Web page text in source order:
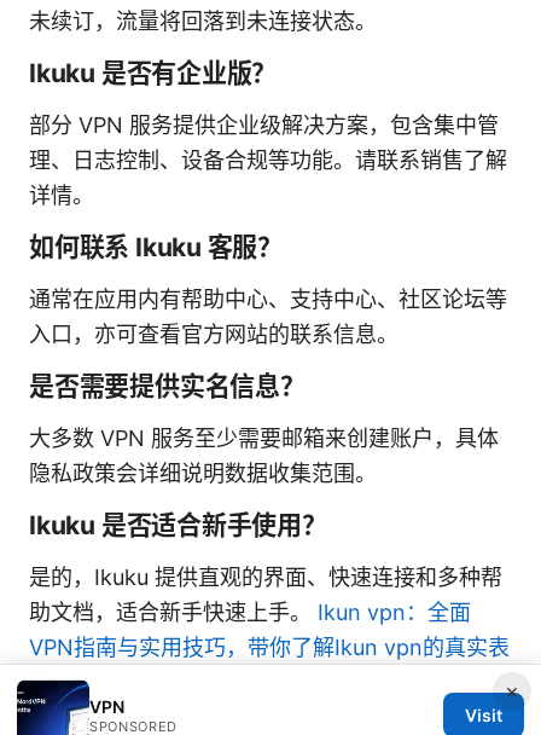
未续订，流量将回落到未连接状态。
Ikuku 是否有企业版？
部分 VPN 服务提供企业级解决方案，包含集中管
理、日志控制、设备合规等功能。请联系销售了解
详情。
如何联系 Ikuku 客服？
通常在应用内有帮助中心、支持中心、社区论坛等
入口，亦可查看官方网站的联系信息。
是否需要提供实名信息？
大多数 VPN 服务至少需要邮箱来创建账户，具体
隐私政策会详细说明数据收集范围。
Ikuku 是否适合新手使用？
是的，Ikuku 提供直观的界面、快速连接和多种帮
助文档，适合新手快速上手。 Ikun vpn：全面
VPN指南与实用技巧，带你了解Ikun vpn的真实表
现
×
VPN
SPONSORED
Visit